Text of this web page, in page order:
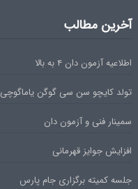
آخرین مطالب
اطلاعیه آزمون دان ۴ به بالا
تولد کایچو سن سی گوگن یاماگوچی
سمینار فنی و آزمون دان
افزایش جوایز قهرمانی
جلسه کمیته برگزاری جام پارس